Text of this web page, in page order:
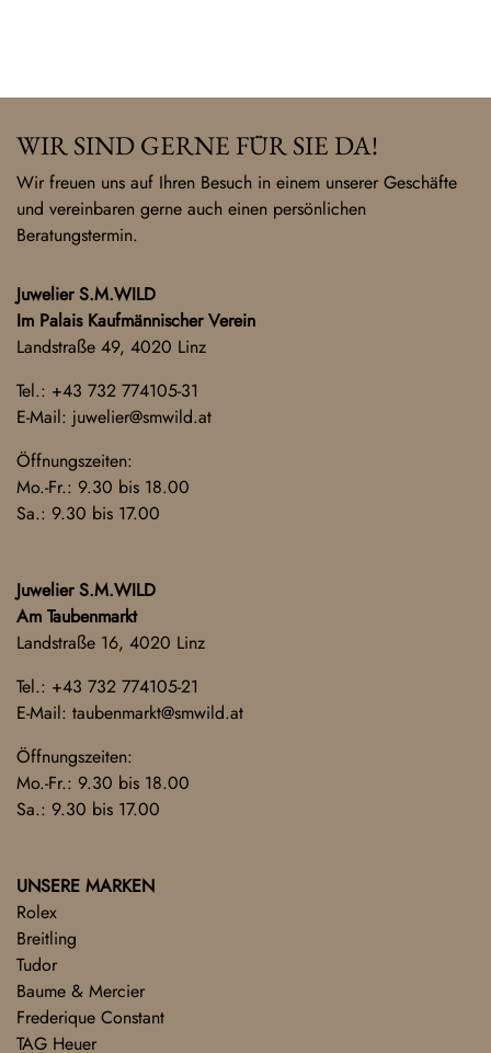
WIR SIND GERNE FÜR SIE DA!
Wir freuen uns auf Ihren Besuch in einem unserer Geschäfte
und vereinbaren gerne auch einen persönlichen
Beratungstermin.
Juwelier S.M.WILD
Im Palais Kaufmännischer Verein
Landstraße 49, 4020 Linz
Tel.: +43 732 774105-31
E-Mail: juwelier@smwild.at
Öffnungszeiten:
Mo.-Fr.: 9.30 bis 18.00
Sa.: 9.30 bis 17.00
Juwelier S.M.WILD
Am Taubenmarkt
Landstraße 16, 4020 Linz
Tel.: +43 732 774105-21
E-Mail: taubenmarkt@smwild.at
Öffnungszeiten:
Mo.-Fr.: 9.30 bis 18.00
Sa.: 9.30 bis 17.00
UNSERE MARKEN
Rolex
Breitling
Tudor
Baume & Mercier
Frederique Constant
TAG Heuer